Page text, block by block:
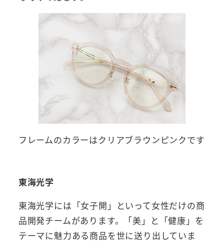
フレームのカラーはクリアブラウンピンクです
東海光学
東海光学には「女子開」といって女性だけの商
品開発チームがあります。「美」と「健康」を
テーマに魅力ある商品を世に送り出していま